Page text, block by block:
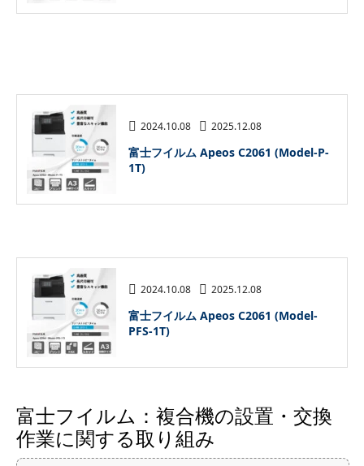
2024.10.08 2025.12.08
富士フイルム Apeos C2061 (Model-P-
1T)
2024.10.08 2025.12.08
富士フイルム Apeos C2061 (Model-
PFS-1T)
富士フイルム：複合機の設置・交換
作業に関する取り組み